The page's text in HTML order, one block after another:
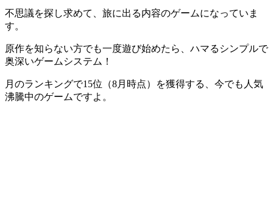
不思議を探し求めて、旅に出る内容のゲームになっていま
す。
原作を知らない方でも一度遊び始めたら、 ハマるシンプルで
奥深いゲームシステム ！
月のランキングで15位（8月時点）を獲得する、今でも人気
沸騰中のゲームですよ。